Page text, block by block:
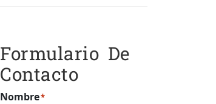
Formulario De
Contacto
Nombre*